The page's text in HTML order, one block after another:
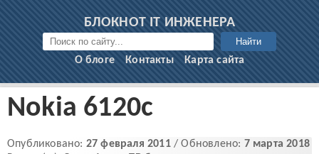
БЛОКНОТ IT ИНЖЕНЕРА
Найти
О блоге Контакты Карта сайта
Nokia 6120c
Опубликовано: 27 февраля 2011/ Обновлено: 7 марта 2018